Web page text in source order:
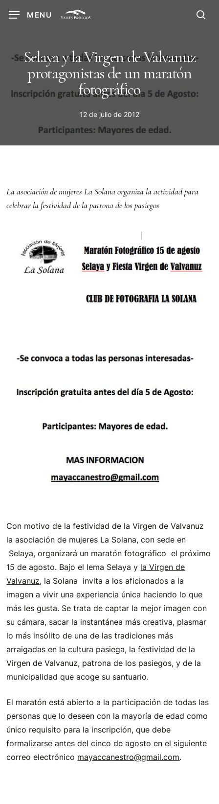
MENU
Selaya y la Virgen de Valvanuz
protagonistas de un maratón
fotográfico
12 de julio de 2012
La asociación de mujeres La Solana organiza la actividad para
celebrar la festividad de la patrona de los pasiegos
Con motivo de la festividad de la Virgen de Valvanuz
la asociación de mujeres La Solana, con sede en
Selaya, organizará un maratón fotográfico el próximo
15 de agosto. Bajo el lema Selaya y la Virgen de
Valvanuz, la Solana invita a los aficionados a la
imagen a vivir una experiencia única haciendo lo que
más les gusta. Se trata de captar la mejor imagen con
su cámara, sacar la instantánea más creativa, plasmar
lo más insólito de una de las tradiciones más
arraigadas en la cultura pasiega, la festividad de la
Virgen de Valvanuz, patrona de los pasiegos, y de la
municipalidad que acoge su santuario.
El maratón está abierto a la participación de todas las
personas que lo deseen con la mayoría de edad como
único requisito para la inscripción, que debe
formalizarse antes del cinco de agosto en el siguiente
correo electrónico mayaccanestro@gmail.com.